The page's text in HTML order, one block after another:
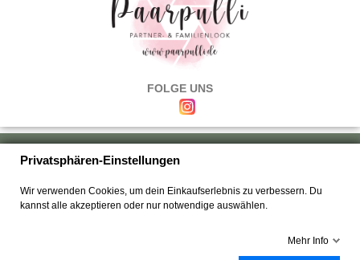
FOLGE UNS
Über uns|Versand & Zahlung|Umtausch & Rückgabe
Kontakt
Privatsphären-Einstellungen
Wir verwenden Cookies, um dein Einkaufserlebnis zu verbessern. Du
kannst alle akzeptieren oder nur notwendige auswählen.
Mehr Info